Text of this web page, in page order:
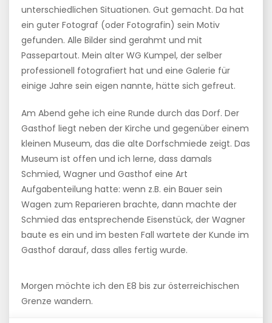
unterschiedlichen Situationen. Gut gemacht. Da hat
ein guter Fotograf (oder Fotografin) sein Motiv
gefunden. Alle Bilder sind gerahmt und mit
Passepartout. Mein alter WG Kumpel, der selber
professionell fotografiert hat und eine Galerie für
einige Jahre sein eigen nannte, hätte sich gefreut.
Am Abend gehe ich eine Runde durch das Dorf. Der
Gasthof liegt neben der Kirche und gegenüber einem
kleinen Museum, das die alte Dorfschmiede zeigt. Das
Museum ist offen und ich lerne, dass damals
Schmied, Wagner und Gasthof eine Art
Aufgabenteilung hatte: wenn z.B. ein Bauer sein
Wagen zum Reparieren brachte, dann machte der
Schmied das entsprechende Eisenstück, der Wagner
baute es ein und im besten Fall wartete der Kunde im
Gasthof darauf, dass alles fertig wurde.
Morgen möchte ich den E8 bis zur österreichischen
Grenze wandern.